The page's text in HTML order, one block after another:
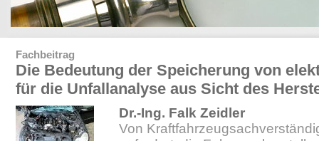
Fachbeitrag
Die Bedeutung der Speicherung von
für die Unfallanalyse aus Sicht des
Dr.-Ing. Falk Zeidler
Von